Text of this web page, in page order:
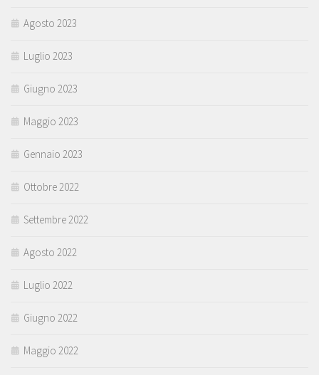
Agosto 2023
Luglio 2023
Giugno 2023
Maggio 2023
Gennaio 2023
Ottobre 2022
Settembre 2022
Agosto 2022
Luglio 2022
Giugno 2022
Maggio 2022